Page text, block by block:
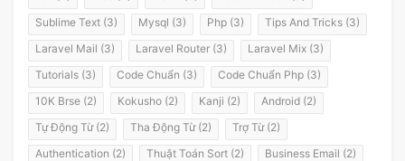
Sublime Text (3)
Mysql (3) Php (3)
Tips And Tricks (3)
Laravel Mail (3)
Laravel Router (3)
Laravel Mix (3)
Tutorials (3)
Code Chuẩn (3)
Code Chuẩn Php (3)
10K Brse (2)
Kokusho (2) Kanji (2)
Android (2)
Tự Động Từ (2)
Tha Động Từ (2)
Trợ Từ (2)
Authentication (2)
Thuật Toán Sort (2)
Business Email (2)